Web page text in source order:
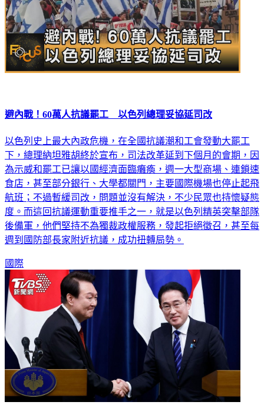
避內戰！60萬人抗議罷工 以色列總理妥協延司改
以色列史上最大內政危機，在全國抗議潮和工會發動大罷工
下，總理納坦雅胡終於宣布，司法改革延到下個月的會期，因
為示威和罷工已讓以國經濟面臨癱瘓，週一大型商場、連鎖速
食店，甚至部分銀行、大學都關門，主要國際機場也停止起飛
航班；不過暫緩司改，問題並沒有解決，不少民眾也持懷疑態
度。而這回抗議運動重要推手之一，就是以色列精英突擊部隊
後備軍，他們堅持不為獨裁政權服務，發起拒絕徵召，甚至每
週到國防部長家附近抗議，成功扭轉局勢。
國際